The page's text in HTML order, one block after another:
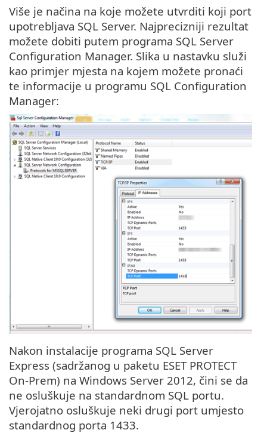
Više je načina na koje možete utvrditi koji port
upotrebljava SQL Server. Najprecizniji rezultat
možete dobiti putem programa SQL Server
Configuration Manager. Slika u nastavku služi
kao primjer mjesta na kojem možete pronaći
te informacije u programu SQL Configuration
Manager:
Nakon instalacije programa SQL Server
Express (sadržanog u paketu ESET PROTECT
On-Prem) na Windows Server 2012, čini se da
ne osluškuje na standardnom SQL portu.
Vjerojatno osluškuje neki drugi port umjesto
standardnog porta 1433.